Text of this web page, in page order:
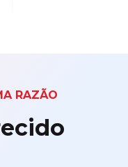
RAZÃO